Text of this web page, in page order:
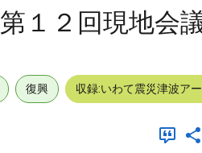
２回現地会議
復興 収録:いわて震災津波ア